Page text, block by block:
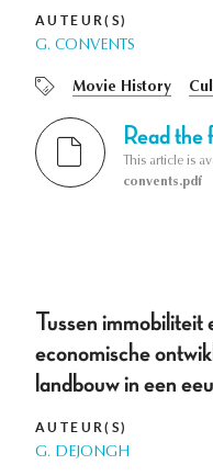
AUTEUR(S)
G. CONVENTS
Movie History
Read the
This article is
convents.pdf
Tussen immobiliteit
economische
landbouw in een
AUTEUR(S)
G. DEJONGH